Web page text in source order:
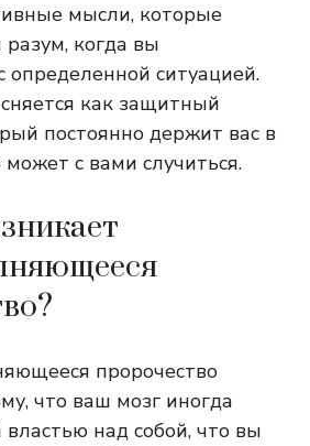
мысли, которые
когда вы
определенной ситуацией.
как защитный
постоянно держит вас в
может с вами случиться.
пророчество
что ваш мозг иногда
над собой, что вы